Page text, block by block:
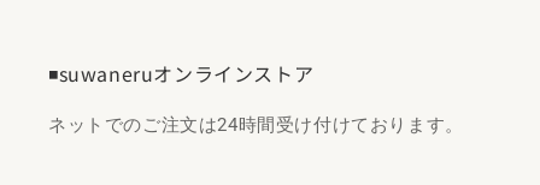
◾️suwaneruオンラインストア
ネットでのご注文は24時間受け付けております。